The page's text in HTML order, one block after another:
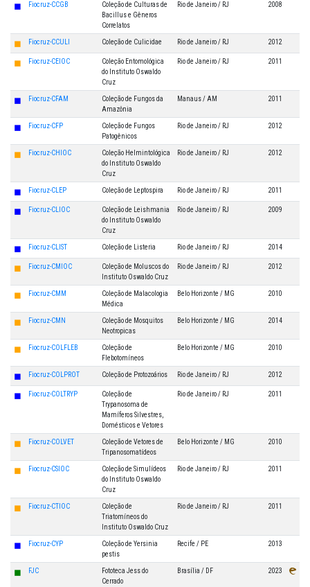
◼ Fiocruz-CCGB
Coleção de Culturas de
Bacillus e Gêneros
Correlatos
Rio de Janeiro / RJ 2008
◼ Fiocruz-CCULI Coleção de Culicidae Rio de Janeiro / RJ 2012
◼ Fiocruz-CEIOC
Coleção Entomológica
do Instituto Oswaldo
Cruz
Rio de Janeiro / RJ 2011
◼ Fiocruz-CFAM
Coleção de Fungos da
Amazônia
Manaus / AM 2011
◼ Fiocruz-CFP
Coleção de Fungos
Patogênicos
Rio de Janeiro / RJ 2012
◼ Fiocruz-CHIOC
Coleção Helmintológica
do Instituto Oswaldo
Cruz
Rio de Janeiro / RJ 2012
◼ Fiocruz-CLEP Coleção de Leptospira Rio de Janeiro / RJ 2011
◼ Fiocruz-CLIOC
Coleção de Leishmania
do Instituto Oswaldo
Cruz
Rio de Janeiro / RJ 2009
◼ Fiocruz-CLIST Coleção de Listeria Rio de Janeiro / RJ 2014
◼ Fiocruz-CMIOC
Coleção de Moluscos do
Instituto Oswaldo Cruz
Rio de Janeiro / RJ 2012
◼ Fiocruz-CMM
Coleção de Malacologia
Médica
Belo Horizonte / MG 2010
◼ Fiocruz-CMN
Coleção de Mosquitos
Neotropicas
Belo Horizonte / MG 2014
◼ Fiocruz-COLFLEB
Coleção de
Flebotomíneos
Belo Horizonte / MG 2010
◼ Fiocruz-COLPROT Coleção de Protozoários Rio de Janeiro / RJ 2012
◼ Fiocruz-COLTRYP
Coleção de
Trypanosoma de
Mamíferos Silvestres,
Domésticos e Vetores
Rio de Janeiro / RJ 2011
◼ Fiocruz-COLVET
Coleção de Vetores de
Tripanosomatídeos
Belo Horizonte / MG 2010
◼ Fiocruz-CSIOC
Coleção de Simulídeos
do Instituto Oswaldo
Cruz
Rio de Janeiro / RJ 2011
◼ Fiocruz-CTIOC
Coleção de
Triatomíneos do
Instituto Oswaldo Cruz
Rio de Janeiro / RJ 2011
◼ Fiocruz-CYP
Coleção de Yersinia
pestis
Recife / PE 2013
◼ FJC
Fototeca Jess do
Cerrado
Brasília / DF 2023